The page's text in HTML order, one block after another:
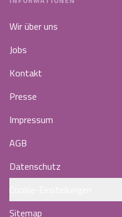
Wir über uns
Jobs
Kontakt
Presse
Impressum
AGB
Datenschutz
Sitemap